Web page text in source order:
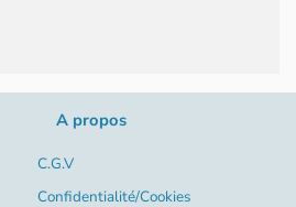
A propos
C.G.V
Confidentialité/Cookies